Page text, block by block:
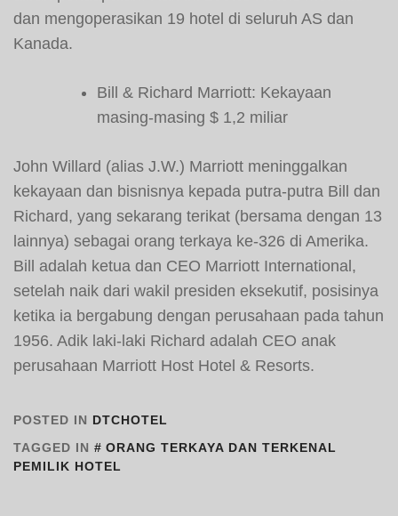
dan mengoperasikan 19 hotel di seluruh AS dan
Kanada.
Bill & Richard Marriott: Kekayaan
masing-masing $ 1,2 miliar
John Willard (alias J.W.) Marriott meninggalkan
kekayaan dan bisnisnya kepada putra-putra Bill dan
Richard, yang sekarang terikat (bersama dengan 13
lainnya) sebagai orang terkaya ke-326 di Amerika.
Bill adalah ketua dan CEO Marriott International,
setelah naik dari wakil presiden eksekutif, posisinya
ketika ia bergabung dengan perusahaan pada tahun
1956. Adik laki-laki Richard adalah CEO anak
perusahaan Marriott Host Hotel & Resorts.
POSTED IN DTCHOTEL
TAGGED IN
ORANG TERKAYA DAN TERKENAL
PEMILIK HOTEL